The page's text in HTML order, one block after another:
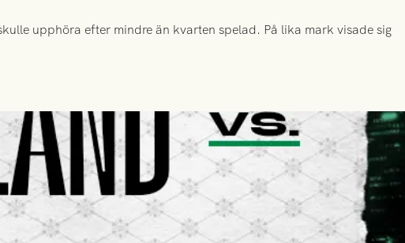
upphöra efter mindre än kvarten spelad. På lika mark visade sig